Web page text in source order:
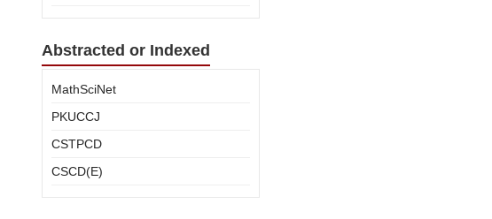
Abstracted or Indexed
MathSciNet
PKUCCJ
CSTPCD
CSCD(E)